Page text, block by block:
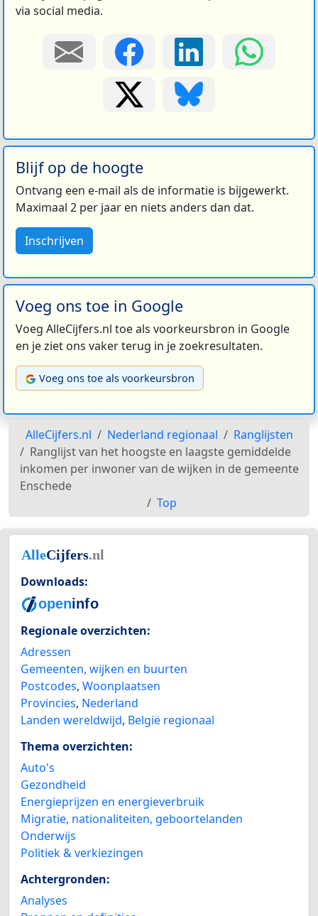
via social media.
Blijf op de hoogte
Ontvang een e-mail als de informatie is bijgewerkt.
Maximaal 2 per jaar en niets anders dan dat.
Inschrijven
Voeg ons toe in Google
Voeg AlleCijfers.nl toe als voorkeursbron in Google
en je ziet ons vaker terug in je zoekresultaten.
Voeg ons toe als voorkeursbron
AlleCijfers.nl Nederland regionaal
Ranglijsten
Ranglijst van het hoogste en laagste gemiddelde
inkomen per inwoner van de wijken in de gemeente
Enschede
Top
Downloads:
Regionale overzichten:
Adressen
Gemeenten, wijken en buurten
Postcodes, Woonplaatsen
Provincies, Nederland
Landen wereldwijd, België regionaal
Thema overzichten:
Auto's
Gezondheid
Energieprijzen en energieverbruik
Migratie, nationaliteiten, geboortelanden
Onderwijs
Politiek & verkiezingen
Achtergronden:
Analyses